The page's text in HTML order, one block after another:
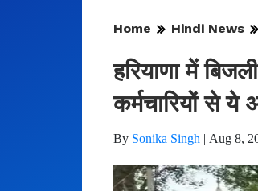
Home Hindi News
हरियाणा में
कर्मचारियों से ये
By Sonika Singh | Aug 8,